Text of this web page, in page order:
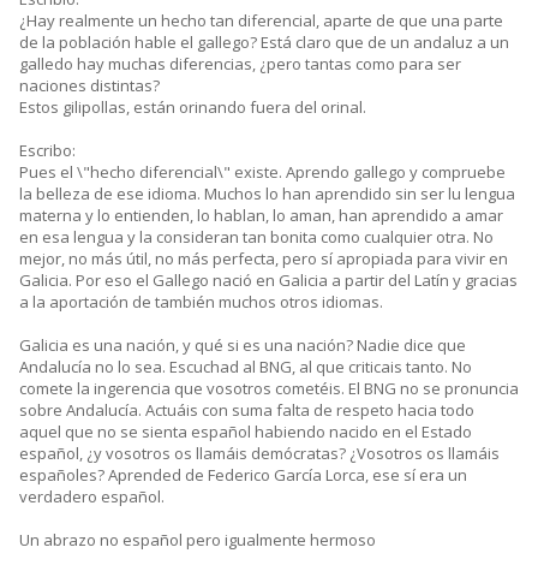
¿Hay realmente un hecho tan diferencial, aparte de que una parte
de la población hable el gallego? Está claro que de un andaluz a un
galledo hay muchas diferencias, ¿pero tantas como para ser
naciones distintas?
Estos gilipollas, están orinando fuera del orinal.
Escribo:
Pues el \"hecho diferencial\" existe. Aprendo gallego y compruebe
la belleza de ese idioma. Muchos lo han aprendido sin ser lu lengua
materna y lo entienden, lo hablan, lo aman, han aprendido a amar
en esa lengua y la consideran tan bonita como cualquier otra. No
mejor, no más útil, no más perfecta, pero sí apropiada para vivir en
Galicia. Por eso el Gallego nació en Galicia a partir del Latín y gracias
a la aportación de también muchos otros idiomas.
Galicia es una nación, y qué si es una nación? Nadie dice que
Andalucía no lo sea. Escuchad al BNG, al que criticais tanto. No
comete la ingerencia que vosotros cometéis. El BNG no se pronuncia
sobre Andalucía. Actuáis con suma falta de respeto hacia todo
aquel que no se sienta español habiendo nacido en el Estado
español, ¿y vosotros os llamáis demócratas? ¿Vosotros os llamáis
españoles? Aprended de Federico García Lorca, ese sí era un
verdadero español.
Un abrazo no español pero igualmente hermoso